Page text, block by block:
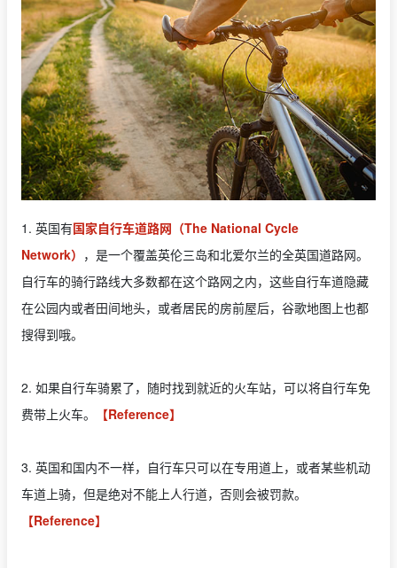
1. 英国有国家自行车道路网（The National Cycle
Network） ，是一个覆盖英伦三岛和北爱尔兰的全英国道路网。
自行车的骑行路线大多数都在这个路网之内，这些自行车道隐藏
在公园内或者田间地头，或者居民的房前屋后，谷歌地图上也都
搜得到哦。
2. 如果自行车骑累了，随时找到就近的火车站，可以将自行车免
费带上火车。
【Reference】
3. 英国和国内不一样，自行车只可以在专用道上，或者某些机动
车道上骑，但是绝对不能上人行道，否则会被罚款。
【Reference】